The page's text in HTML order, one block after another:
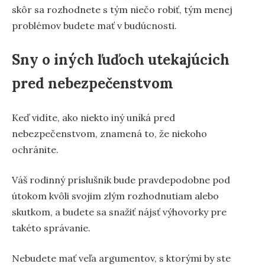
skôr sa rozhodnete s tým niečo robiť, tým menej
problémov budete mať v budúcnosti.
Sny o iných ľuďoch utekajúcich
pred nebezpečenstvom
Keď vidíte, ako niekto iný uníká pred
nebezpečenstvom, znamená to, že niekoho
ochránite.
Váš rodinný príslušník bude pravdepodobne pod
útokom kvôli svojim zlým rozhodnutiam alebo
skutkom, a budete sa snažiť nájsť výhovorky pre
takéto správanie.
Nebudete mať veľa argumentov, s ktorými by ste